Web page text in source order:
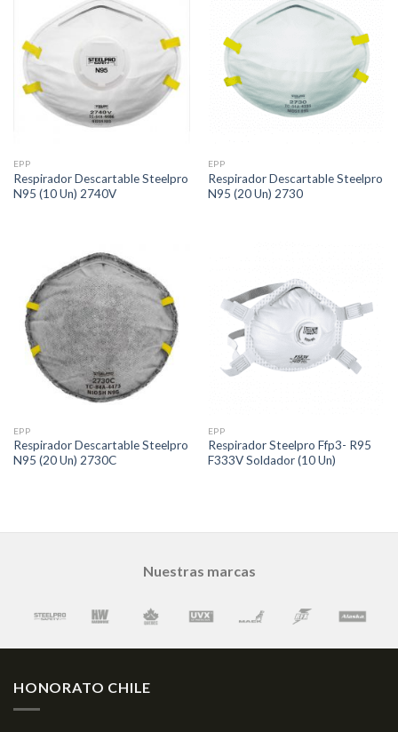
EPP
Respirador Descartable Steelpro
N95 (10 Un) 2740V
EPP
Respirador Descartable Steelpro
N95 (20 Un) 2730
EPP
Respirador Descartable Steelpro
N95 (20 Un) 2730C
EPP
Respirador Steelpro Ffp3- R95
F333V Soldador (10 Un)
Nuestras marcas
HONORATO CHILE